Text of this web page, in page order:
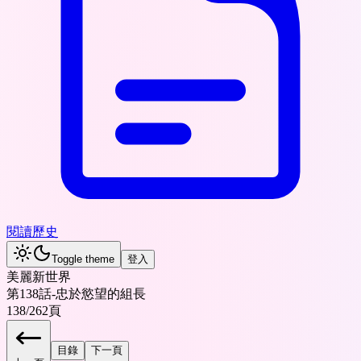
閱讀歷史
Toggle theme 登入
美麗新世界
第138話-忠於慾望的組長
138/262頁
目錄 下一頁